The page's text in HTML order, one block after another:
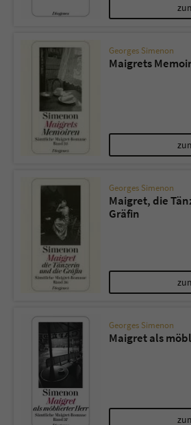
Georges Simenon
Maigrets
Georges Simenon
Maigret, die
Gräfin
Georges Simenon
Maigret als